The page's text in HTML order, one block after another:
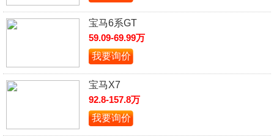
宝马6系GT
59.09-69.99万
我要询价
宝马X7
92.8-157.8万
我要询价